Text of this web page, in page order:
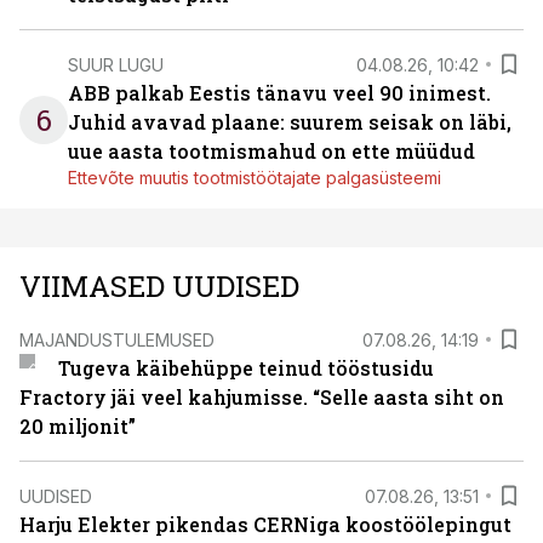
6
SUUR LUGU 04.08.26, 10:42
ABB palkab Eestis tänavu veel 90 inimest.
Juhid avavad plaane: suurem seisak on läbi,
uue aasta tootmismahud on ette müüdud
Ettevõte muutis tootmistöötajate palgasüsteemi
VIIMASED UUDISED
MAJANDUSTULEMUSED 07.08.26, 14:19
Tugeva käibehüppe teinud tööstusidu
Fractory jäi veel kahjumisse. “Selle aasta siht on
20 miljonit”
UUDISED 07.08.26, 13:51
Harju Elekter pikendas CERNiga koostöölepingut